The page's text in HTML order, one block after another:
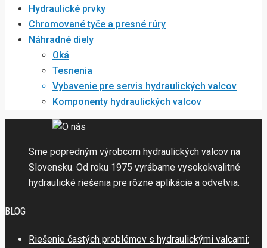
Hydraulické prvky
Chromované tyče a presné rúry
Náhradné diely
Oká
Tesnenia
Vybavenie pre servis hydraulických valcov
Komponenty hydraulických valcov
Sme popredným výrobcom hydraulických valcov na
Slovensku. Od roku 1975 vyrábame vysokokvalitné
hydraulické riešenia pre rôzne aplikácie a odvetvia.
BLOG
Riešenie častých problémov s hydraulickými valcami: